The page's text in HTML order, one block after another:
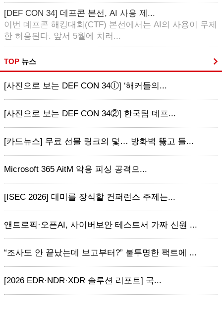
[DEF CON 34] 데프콘 본선, AI 사용 제...
이번 데프콘 해킹대회(CTF) 본선에서는 AI의 사용이 무제
한 허용된다. 앞서 5월에 치러...
TOP 뉴스
[사진으로 보는 DEF CON 34ⓛ] ‘해커들의...
[사진으로 보는 DEF CON 34②] 한국팀 데프...
[카드뉴스] 무료 선물 링크의 덫… 방화벽 뚫고 들...
Microsoft 365 AitM 악용 피싱 공격으...
[ISEC 2026] 대미를 장식할 컨퍼런스 주제는...
앤트로픽·오픈AI, 사이버보안 테스트서 가짜 신원 ...
“조사도 안 끝났는데 보고부터?” 불투명한 팩트에 ...
[2026 EDR·NDR·XDR 솔루션 리포트] 국...